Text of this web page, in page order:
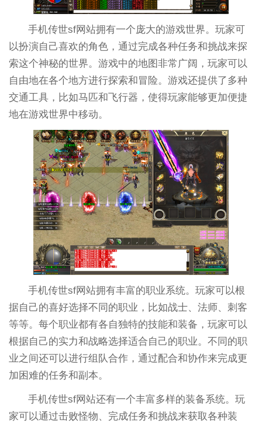
手机传世sf网站拥有一个庞大的游戏世界。玩家可
以扮演自己喜欢的角色，通过完成各种任务和挑战来探
索这个神秘的世界。游戏中的地图非常广阔，玩家可以
自由地在各个地方进行探索和冒险。游戏还提供了多种
交通工具，比如马匹和飞行器，使得玩家能够更加便捷
地在游戏世界中移动。
手机传世sf网站拥有丰富的职业系统。玩家可以根
据自己的喜好选择不同的职业，比如战士、法师、刺客
等等。每个职业都有各自独特的技能和装备，玩家可以
根据自己的实力和战略选择适合自己的职业。不同的职
业之间还可以进行组队合作，通过配合和协作来完成更
加困难的任务和副本。
手机传世sf网站还有一个丰富多样的装备系统。玩
家可以通过击败怪物、完成任务和挑战来获取各种装